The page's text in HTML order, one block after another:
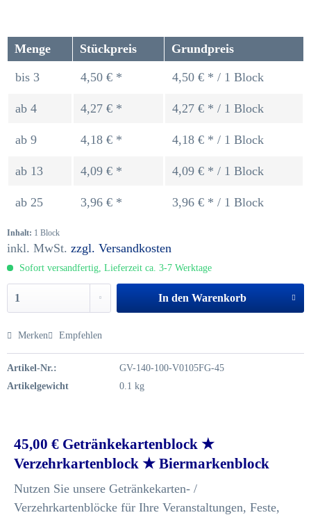
Menge Stückpreis Grundpreis
bis 3 4,50 € * 4,50 € * / 1 Block
ab 4 4,27 € * 4,27 € * / 1 Block
ab 9 4,18 € * 4,18 € * / 1 Block
ab 13 4,09 € * 4,09 € * / 1 Block
ab 25 3,96 € * 3,96 € * / 1 Block
Inhalt: 1 Block
inkl. MwSt. zzgl. Versandkosten
Sofort versandfertig, Lieferzeit ca. 3-7 Werktage
In den Warenkorb
Merken Empfehlen
Artikel-Nr.:
GV-140-100-V0105FG-45
Artikelgewicht
0.1 kg
45,00 € Getränkekartenblock ★
Verzehrkartenblock ★ Biermarkenblock
Nutzen Sie unsere Getränkekarten- /
Verzehrkartenblöcke für Ihre Veranstaltungen, Feste,